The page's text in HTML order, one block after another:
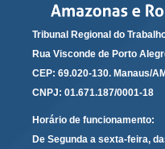
Assessoria de
Sites Institucionais
Biblioteca
Educação a distância
Tribunal Regional do
Rua Visconde de Porto
CEP: 69.020-130. Manaus/
CNPJ: 01.671.187/0001-18
Horário de funcionamento:
De Segunda a sexta-feira,